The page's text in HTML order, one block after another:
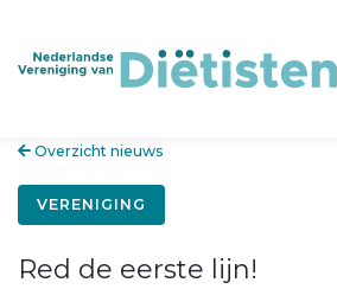
Overzicht nieuws
VERENIGING
Red de eerste lijn!